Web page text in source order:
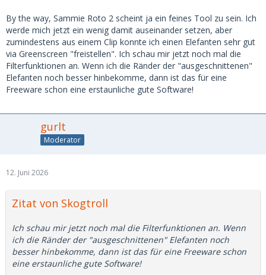
By the way, Sammie Roto 2 scheint ja ein feines Tool zu sein. Ich
werde mich jetzt ein wenig damit auseinander setzen, aber
zumindestens aus einem Clip konnte ich einen Elefanten sehr gut
via Greenscreen "freistellen". Ich schau mir jetzt noch mal die
Filterfunktionen an. Wenn ich die Ränder der "ausgeschnittenen"
Elefanten noch besser hinbekomme, dann ist das für eine
Freeware schon eine erstaunliche gute Software!
gurlt
Moderator
12. Juni 2026
Zitat von Skogtroll
Ich schau mir jetzt noch mal die Filterfunktionen an. Wenn
ich die Ränder der "ausgeschnittenen" Elefanten noch
besser hinbekomme, dann ist das für eine Freeware schon
eine erstaunliche gute Software!